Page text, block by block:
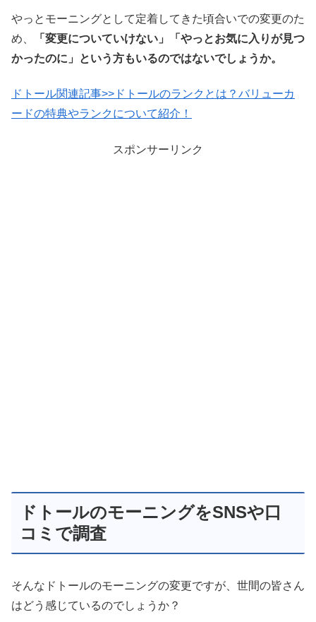
やっとモーニングとして定着してきた頃合いでの変更のた
め、
「変更についていけない」「やっとお気に入りが見つ
かったのに」という方もいるのではないでしょうか。
ドトール関連記事>>ドトールのランクとは？バリューカ
ードの特典やランクについて紹介！
スポンサーリンク
ドトールのモーニングをSNSや口
コミで調査
そんなドトールのモーニングの変更ですが、世間の皆さん
はどう感じているのでしょうか？